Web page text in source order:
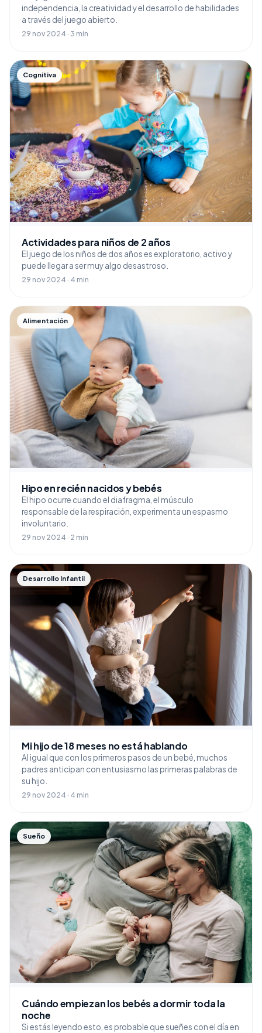
independencia, la creatividad y el desarrollo de habilidades
a través del juego abierto.
29 nov 2024 · 3 min
Cognitiva
Actividades para niños de 2 años
El juego de los niños de dos años es exploratorio, activo y
puede llegar a ser muy algo desastroso.
29 nov 2024 · 4 min
Alimentación
Hipo en recién nacidos y bebés
El hipo ocurre cuando el diafragma, el músculo
responsable de la respiración, experimenta un espasmo
involuntario.
29 nov 2024 · 2 min
Desarrollo Infantil
Mi hijo de 18 meses no está hablando
Al igual que con los primeros pasos de un bebé, muchos
padres anticipan con entusiasmo las primeras palabras de
su hijo.
29 nov 2024 · 4 min
Sueño
Cuándo empiezan los bebés a dormir toda la
noche
Si estás leyendo esto, es probable que sueñes con el día en